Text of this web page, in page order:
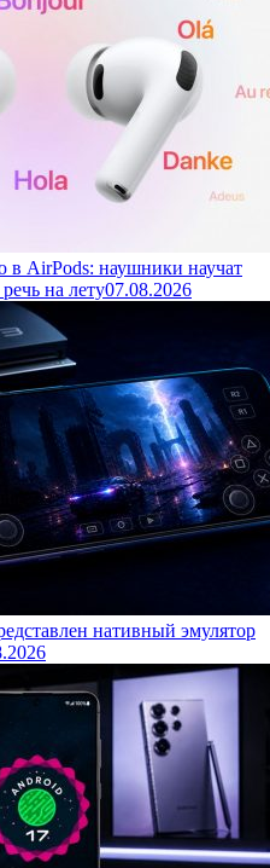
в AirPods: наушники научат
на лету07.08.2026
нативный эмулятор